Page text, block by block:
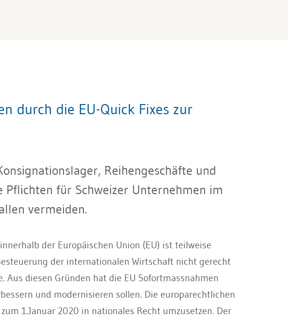
durch die EU-Quick Fixes zur
Reihengeschäfte und
Pflichten für Schweizer Unternehmen im
vermeiden.
der Europäischen Union (EU) ist teilweise
der internationalen Wirtschaft nicht gerecht
diesen Gründen hat die EU Sofortmassnahmen
und modernisieren sollen. Die europarechtlichen
1.Januar 2020 in nationales Recht umzusetzen. Der